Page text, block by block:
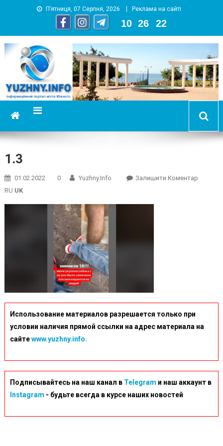
П’ятниця, 07 Серпня, 2026 Реклама на сайті
10 26 23
YUZHNY.INFO
информационный портал города Южный
1.3
01.02.2022 0 Yuzhny.info Залишити КоментарOn
RU UK
Использование материалов разрешается только при
условии наличия прямой ссылки на адрес материала на
сайтеwww.yuzhny.info.
Подписывайтесь на наш канал в Telegram и наш аккаунт в
Instagram - будьте всегда в курсе наших новостей